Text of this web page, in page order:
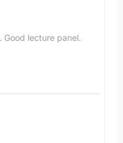
Good lecture panel.